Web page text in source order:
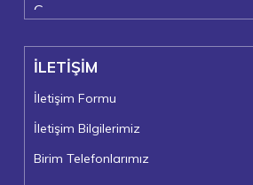
C
+22°
Turgutlu
Pazar, 09
İLETİŞİM
İletişim Formu
İletişim Bilgilerimiz
Birim Telefonlarımız